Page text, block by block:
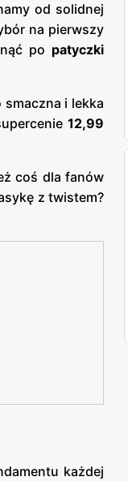
od solidnej
na pierwszy
po patyczki
i lekka
12,99
coś dla fanów
z twistem?
każdej